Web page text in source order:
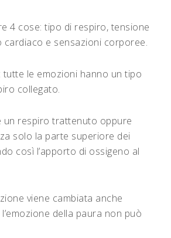
4 cose: tipo di respiro, tensione
cardiaco e sensazioni corporee.
: tutte le emozioni hanno un tipo
collegato.
un respiro trattenuto oppure
solo la parte superiore dei
così l’apporto di ossigeno al
viene cambiata anche
della paura non può